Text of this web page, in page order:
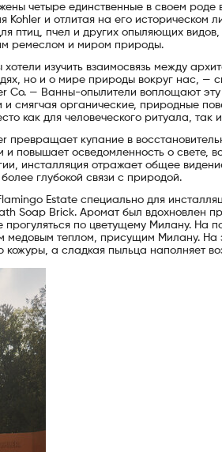
четыре единственные в своем
Kohler и отлитая на его историческом
птиц, пчел и других опыляющих
ремеслом и миром природы.
изучить взаимосвязь между
но и о мире природы вокруг нас, —
Co. — Ванны-опылители воплощают
смягчая органические, природные
как для человеческого ритуала,
превращает купание в
и повышает осведомленность о свете,
инсталляция отражает общее
глубокой связи с природой.
Estate специально для
Soap Brick. Аромат был вдохновлен
по цветущему Милану. На
медовым теплом, присущим Милану. На
а сладкая пыльца наполняет